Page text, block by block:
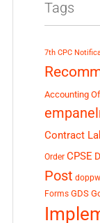
Tags
7th CPC
Accounting
Contract
Order CPSE
Post doppw
Forms GDS